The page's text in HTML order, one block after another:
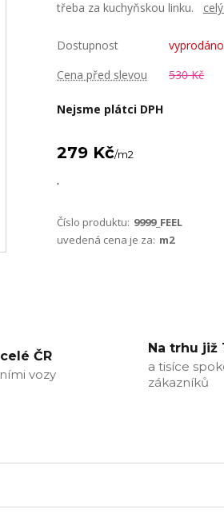
třeba za kuchyňskou linku.
Dostupnost
vyprodáno
Cena před slevou
530 Kč
Nejsme plátci DPH
279 Kč/m2
.
Číslo produktu: 9999_FEEL
uvedená cena je za: m2
ČR
vozy
Na trhu již
a tisíce
zákazníků